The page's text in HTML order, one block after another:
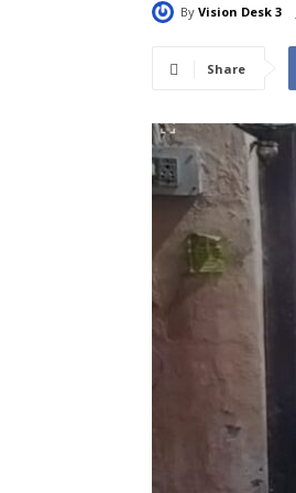
By Vision Desk 3
Share